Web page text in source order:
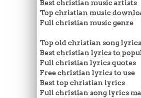
Best christian music artists
Top christian music
Full christian music genre
Top old christian song lyrics
Best christian lyrics to
Full christian lyrics quotes
Free christian lyrics to use
Best top christian lyrics
Full christian song lyrics